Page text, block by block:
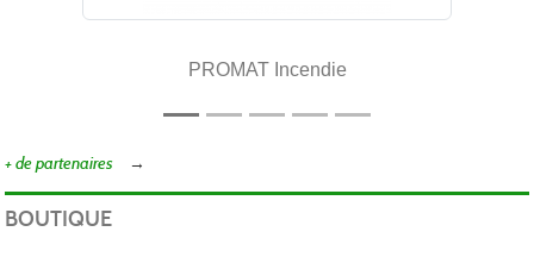
PROMAT Incendie
+ de partenaires
BOUTIQUE